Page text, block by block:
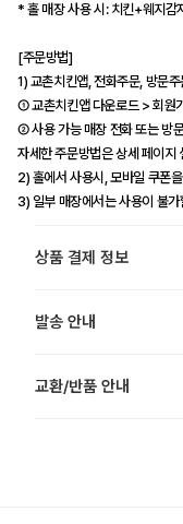
* 홀 매장 사용 시: 치킨+웨지
[주문방법]
1) 교촌치킨앱, 전화주문, 방문
① 교촌치킨앱 다운로드 > 회원
② 사용 가능 매장 전화 또는 방
자세한 주문방법은 상세 페이지
2) 홀에서 사용시, 모바일 쿠폰
3) 일부 매장에서는 사용이 불
상품 결제 정보
발송 안내
교환/반품 안내